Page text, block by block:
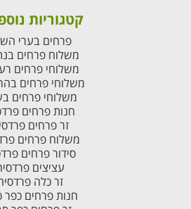
קטגוריות
פרחים בערי
משלוח פרחים
משלוחי פרחים
משלוחי פרחים
משלוחי פרחים
חנות פרחים
זר פרחים
משלוח פרחים
סידור פרחים
עציצים
זר כלה
חנות פרחים כפר